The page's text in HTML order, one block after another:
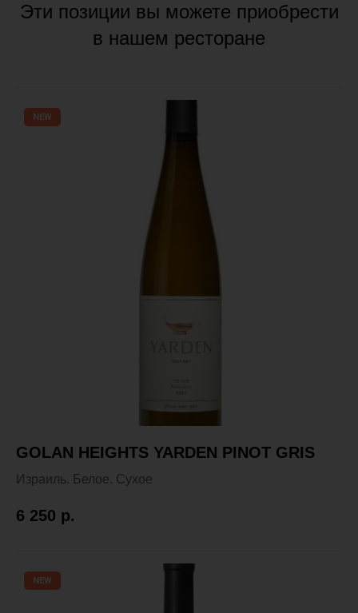
Эти позиции вы можете приобрести
в нашем ресторане
NEW
GOLAN HEIGHTS YARDEN PINOT GRIS
Израиль. Белое. Сухое
6 250 р.
NEW